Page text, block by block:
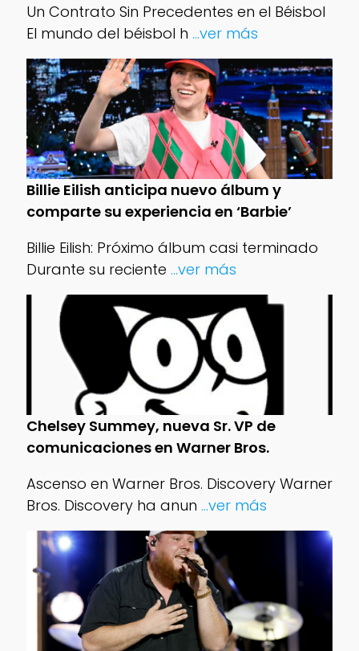
Un Contrato Sin Precedentes en el Béisbol
El mundo del béisbol h ...ver más
Billie Eilish anticipa nuevo álbum y
comparte su experiencia en ‘Barbie’
Billie Eilish: Próximo álbum casi terminado
Durante su reciente ...ver más
Chelsey Summey, nueva Sr. VP de
comunicaciones en Warner Bros.
Ascenso en Warner Bros. Discovery Warner
Bros. Discovery ha anun ...ver más